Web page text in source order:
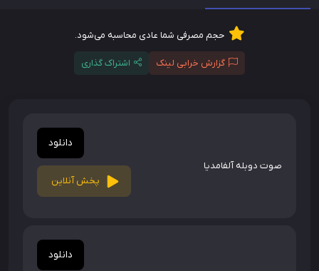
حجم مصرفی شما عادی محاسبه می‌شود.
گزارش خرابی لینک اشتراک گذاری
صوت دوبله آلفامدیا
دانلود
پخش آنلاین
دانلود